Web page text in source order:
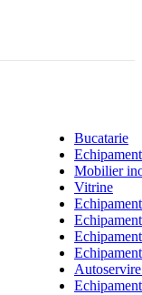
Bucatarie
Mobilier
Vitrine